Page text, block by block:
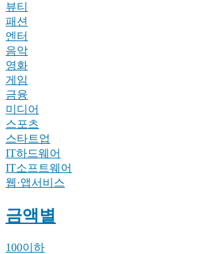
뷰티
패션
엔터
음악
영화
게임
금융
미디어
스포츠
스타트업
IT하드웨어
IT소프트웨어
웹·앱서비스
금액별
100이하